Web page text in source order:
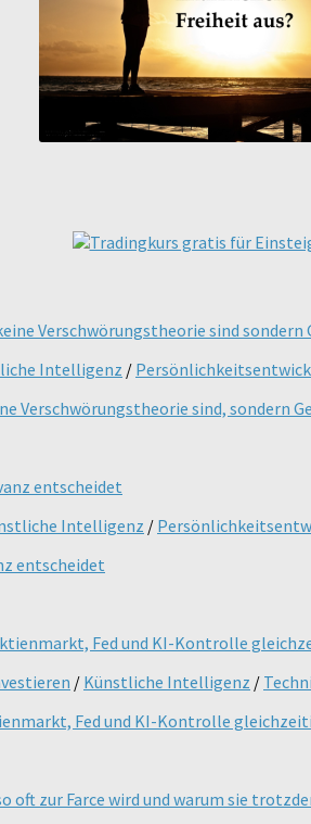
Intelligenz /
Verschwörungstheorie sind, sondern
Intelligenz /
entscheidet
/ Künstliche Intelligenz /
Fed und KI-Kontrolle